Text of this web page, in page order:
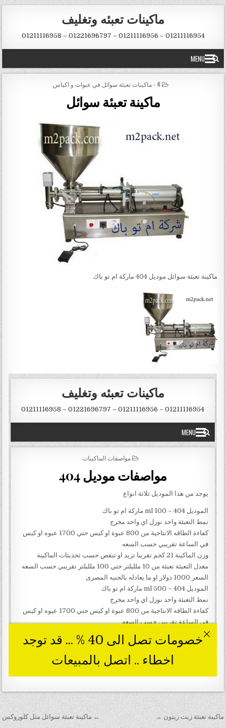
Skip to content
ماكينات تعبئه وتغليف
01211116954 – 01211116956 – 01221696797 – 01211116958
MENU
POSTED IN
4 - ماكينات تعبئة سوائل في عبوات و اكياس
ماكينة تعبئة سوائل
ماكينة تعبئة سوائل موديل 404 ماركة ام تو باك
تصفّح المقالات ← ماكينة تعبئة سوائل مثل كلوروكس ماكينة تعبئة زيت زيتون →